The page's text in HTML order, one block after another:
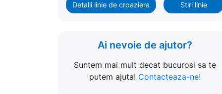
Detalii linie de croaziera Stiri linie
Ai nevoie de ajutor?
Suntem mai mult decat bucurosi sa te
putem ajuta! Contacteaza-ne!